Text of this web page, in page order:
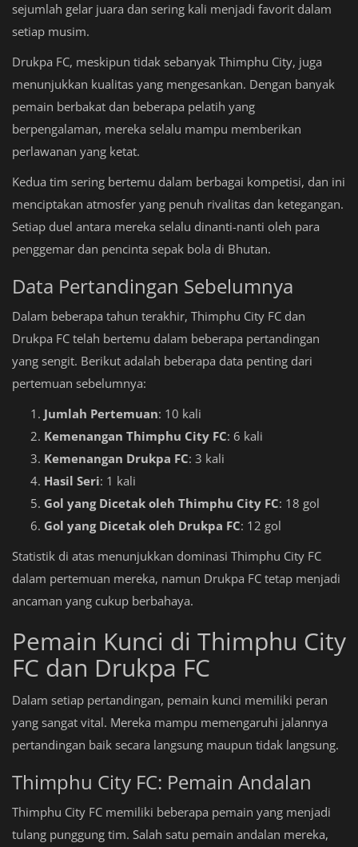
sejumlah gelar juara dan sering kali menjadi favorit dalam
setiap musim.
Drukpa FC, meskipun tidak sebanyak Thimphu City, juga
menunjukkan kualitas yang mengesankan. Dengan banyak
pemain berbakat dan beberapa pelatih yang
berpengalaman, mereka selalu mampu memberikan
perlawanan yang ketat.
Kedua tim sering bertemu dalam berbagai kompetisi, dan ini
menciptakan atmosfer yang penuh rivalitas dan ketegangan.
Setiap duel antara mereka selalu dinanti-nanti oleh para
penggemar dan pencinta sepak bola di Bhutan.
Data Pertandingan Sebelumnya
Dalam beberapa tahun terakhir, Thimphu City FC dan
Drukpa FC telah bertemu dalam beberapa pertandingan
yang sengit. Berikut adalah beberapa data penting dari
pertemuan sebelumnya:
Jumlah Pertemuan: 10 kali
Kemenangan Thimphu City FC: 6 kali
Kemenangan Drukpa FC: 3 kali
Hasil Seri: 1 kali
Gol yang Dicetak oleh Thimphu City FC: 18 gol
Gol yang Dicetak oleh Drukpa FC: 12 gol
Statistik di atas menunjukkan dominasi Thimphu City FC
dalam pertemuan mereka, namun Drukpa FC tetap menjadi
ancaman yang cukup berbahaya.
Pemain Kunci di Thimphu City
FC dan Drukpa FC
Dalam setiap pertandingan, pemain kunci memiliki peran
yang sangat vital. Mereka mampu memengaruhi jalannya
pertandingan baik secara langsung maupun tidak langsung.
Thimphu City FC: Pemain Andalan
Thimphu City FC memiliki beberapa pemain yang menjadi
tulang punggung tim. Salah satu pemain andalan mereka,